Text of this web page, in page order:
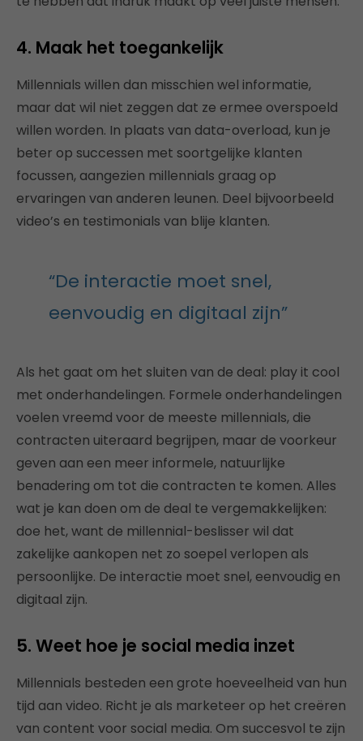
4. Maak het toegankelijk
Millennials willen dan misschien wel informatie,
maar dat wil niet zeggen dat ze ermee overspoeld
willen worden. In plaats van data-overload, kun je
beter op successen met soortgelijke klanten
focussen, aangezien millennials graag op
ervaringen van anderen leunen. Deel bijvoorbeeld
video’s en testimonials van blije klanten.
“De interactie moet snel,
eenvoudig en digitaal zijn”
Als het gaat om het sluiten van de deal: play it cool
met onderhandelingen. Formele onderhandelingen
voelen vreemd voor de meeste millennials, die
contracten uiteraard begrijpen, maar de voorkeur
geven aan een meer informele, natuurlijke
benadering om tot die contracten te komen. Alles
wat je kan doen om de deal te vergemakkelijken:
doe het, want de millennial-beslisser wil dat
zakelijke aankopen net zo soepel verlopen als
persoonlijke. De interactie moet snel, eenvoudig en
digitaal zijn.
5. Weet hoe je social media inzet
Millennials besteden een grote hoeveelheid van hun
tijd aan video. Richt je als marketeer op het creëren
van content voor social media. Om succesvol te zijn